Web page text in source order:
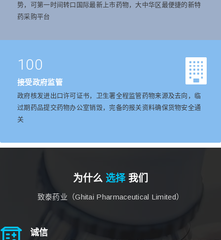
势，可第一时间转口国际最新上市药物，大中华区最便捷的新特
药采购平台
100
接受政府监管
政府核发进出口许可证书，卫生署全程监管药物来源及去向，临
过期药品提交药物办公室销毁，完备的报关资料确保货物安全通
关
为什么 选择我们
致泰药业（Ghitai Pharmaceutical Limited）
诚信